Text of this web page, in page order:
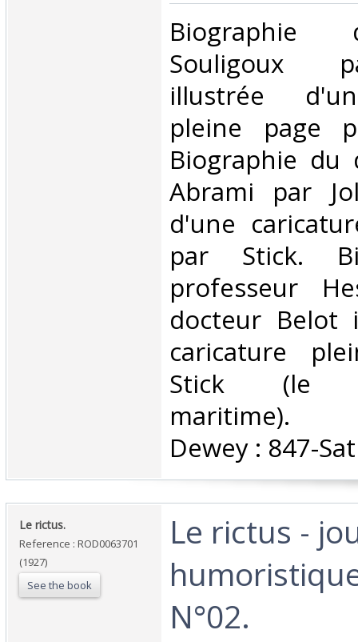
‎Biographie
Souligoux
illustrée
pleine page
Biographie du
Abrami par
d'une
par Stick.
professeur
docteur Belot
caricature
Stick (le
maritime).
Dewey : 847-
‎Le rictus.‎
Reference : ROD0063701
(1927)
See the book
‎Le rictus -
N°02.‎